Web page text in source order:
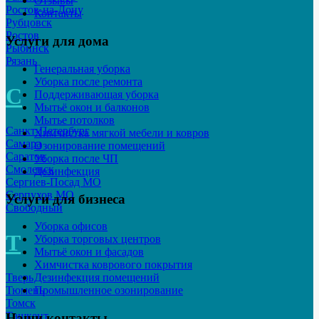
Ростов-на-Дону
Рубцовск
Ростов
Рыбинск
Рязань
С
Санкт-Петербург
Самара
Саратов
Смоленск
Сергиев-Посад МО
Серпухов МО
Свободный
Т
Тверь
Тюмень
Томск
Ташкент
Контакты
Услуги для дома
Генеральная уборка
Уборка после ремонта
Поддерживающая уборка
Мытьё окон и балконов
Мытье потолков
Химчистка мягкой мебели и ковров
Озонирование помещений
Уборка после ЧП
Дезинфекция
Услуги для бизнеса
Уборка офисов
Уборка торговых центров
Мытьё окон и фасадов
Химчистка коврового покрытия
Дезинфекция помещений
Промышленное озонирование